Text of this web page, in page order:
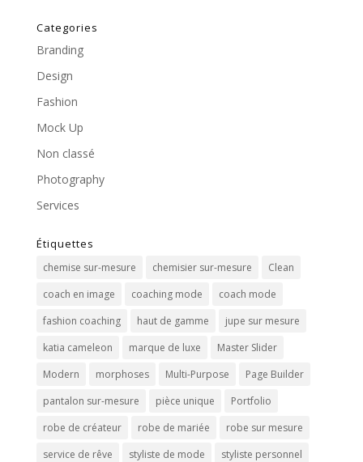
Categories
Branding
Design
Fashion
Mock Up
Non classé
Photography
Services
Étiquettes
chemise sur-mesure chemisier sur-mesure
Clean
coach en image
coaching mode
coach mode
fashion coaching
haut de gamme
jupe sur mesure
katia cameleon
marque de luxe
Master Slider
Modern
morphoses Multi-Purpose
Page Builder
pantalon sur-mesure
pièce unique
Portfolio
robe de créateur
robe de mariée
robe sur mesure
service de rêve
styliste de mode
styliste personnel